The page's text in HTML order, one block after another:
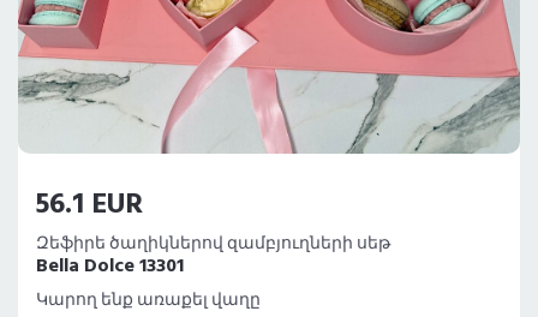
56.1 EUR
Զեֆիրե ծաղիկներով զամբյուղների սեթ
Bella Dolce 13301
Կարող ենք առաքել վաղը